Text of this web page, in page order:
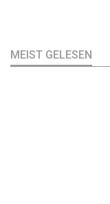
MEIST GELESEN